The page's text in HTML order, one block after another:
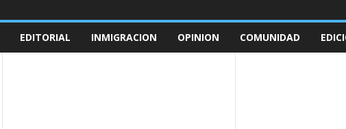
EDITORIAL INMIGRACION OPINION COMUNIDAD